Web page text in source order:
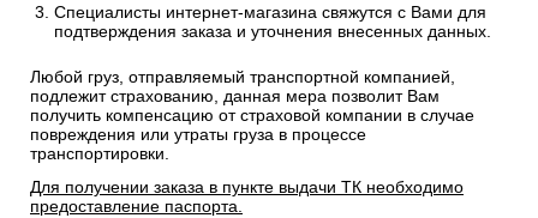
Специалисты интернет-магазина свяжутся с Вами для
подтверждения заказа и уточнения внесенных данных.
Любой груз, отправляемый транспортной компанией,
подлежит страхованию, данная мера позволит Вам
получить компенсацию от страховой компании в случае
повреждения или утраты груза в процессе
транспортировки.
Для получении заказа в пункте выдачи ТК необходимо
предоставление паспорта.